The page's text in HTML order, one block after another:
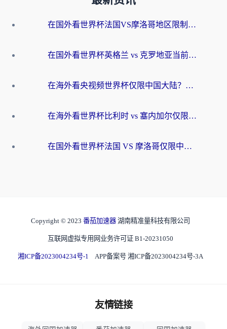
在国外看世界杯法国VS摩洛哥地区限制？这篇指南让你流畅看中文解说无压力
在国外看世界杯英格兰 vs 克罗地亚当前地区不可播放？这篇指南帮你搞定所有海外观赛难题
在海外看央视频世界杯仅限中国大陆？这篇指南帮你解锁中文解说+无卡顿直播
在海外看世界杯比利时 vs 塞内加尔仅限中国大陆？我找到了最流畅的中文解说之路
在国外看世界杯法国 VS 摩洛哥仅限中国大陆？海外党这样看中文解说赛事不卡顿
Copyright © 2023 番茄加速器 湖南精准量科技有限公司
互联网虚拟专用网业务许可证 B1-20231050
湘ICP备2023004234号-1 APP备案号 湘ICP备2023004234号-3A
友情链接